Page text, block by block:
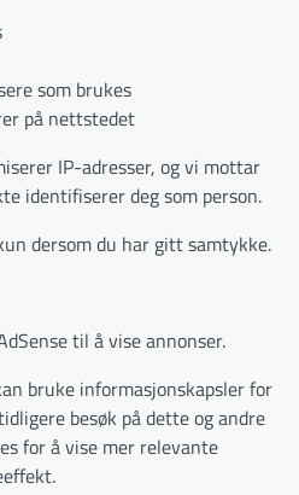
som brukes
på nettstedet
IP-adresser, og vi mottar
identifiserer deg som person.
dersom du har gitt samtykke.
til å vise annonser.
bruke informasjonskapsler for
besøk på dette og andre
for å vise mer relevante